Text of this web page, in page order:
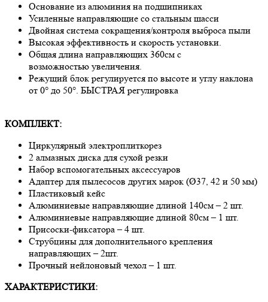
Основание из алюминия на подшипниках
Усиленные направляющие со стальным шасси
Двойная система сокращения/контроля выброса пыли
Высокая эффективность и скорость установки.
Общая длина направляющих 360см с
возможностью увеличения.
Режущий блок регулируется по высоте и углу наклона
от 0° до 50°. БЫСТРАЯ регулировка
КОМПЛЕКТ:
Циркулярный электроплиткорез
2 алмазных диска для сухой резки
Набор вспомогательных аксессуаров
Адаптер для пылесосов других марок (Ø37, 42 и 50 мм)
Пластиковый кейс
Алюминиевые направляющие длиной 140см – 2 шт.
Алюминиевые направляющие длиной 80см – 1 шт.
Присоски-фиксатора – 4 шт.
Струбцины для дополнительного крепления
направляющих – 2шт.
Прочный нейлоновый чехол – 1 шт.
ХАРАКТЕРИСТИКИ: